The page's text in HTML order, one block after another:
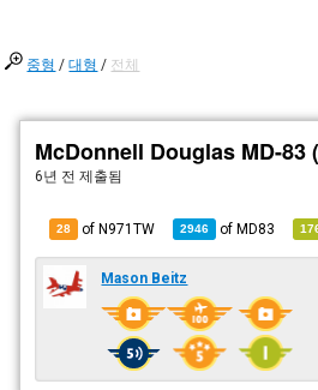
중형 /대형 / 전체
McDonnell Douglas MD-83
6년 전 제출됨
28 of N971TW 2946 ofMD83
Mason Beitz